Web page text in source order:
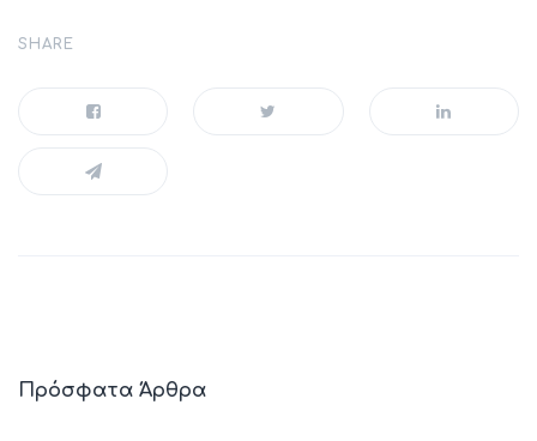
SHARE
Πρόσφατα Άρθρα